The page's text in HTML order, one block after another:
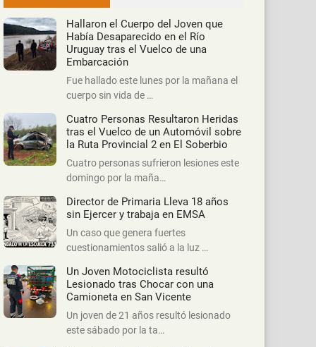
Hallaron el Cuerpo del Joven que
Había Desaparecido en el Río
Uruguay tras el Vuelco de una
Embarcación
Fue hallado este lunes por la mañana el
cuerpo sin vida de …
Cuatro Personas Resultaron Heridas
tras el Vuelco de un Automóvil sobre
la Ruta Provincial 2 en El Soberbio
Cuatro personas sufrieron lesiones este
domingo por la maña…
Director de Primaria Lleva 18 años
sin Ejercer y trabaja en EMSA
Un caso que genera fuertes
cuestionamientos salió a la luz …
Un Joven Motociclista resultó
Lesionado tras Chocar con una
Camioneta en San Vicente
Un joven de 21 años resultó lesionado
este sábado por la ta…